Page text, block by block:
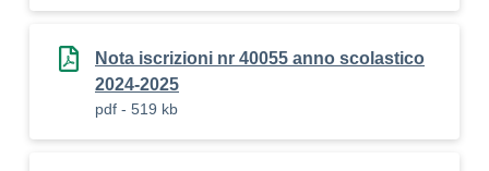
Nota iscrizioni nr 40055 anno scolastico
2024-2025
pdf - 519 kb